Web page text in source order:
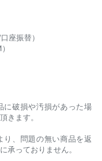
座振替）
に破損や汚損があった場
きます。
、問題の無い商品を返
承っておりません。